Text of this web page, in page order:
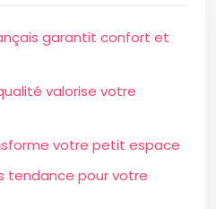
garantit confort et
valorise votre
votre petit espace
tendance pour votre